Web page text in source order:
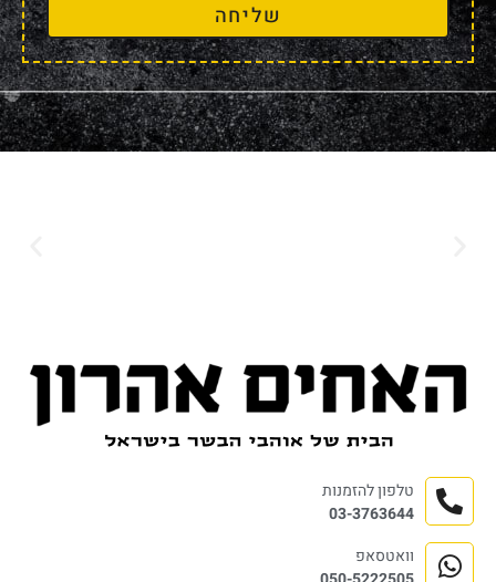
שליחה
טלפון להזמנות
03-3763644
וואטסאפ